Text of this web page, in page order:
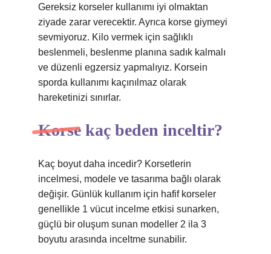
Gereksiz korseler kullanımı iyi olmaktan
ziyade zarar verecektir. Ayrıca korse giymeyi
sevmiyoruz. Kilo vermek için sağlıklı
beslenmeli, beslenme planına sadık kalmalı
ve düzenli egzersiz yapmalıyız. Korsein
sporda kullanımı kaçınılmaz olarak
hareketinizi sınırlar.
Korse kaç beden inceltir?
Kaç boyut daha incedir? Korsetlerin
incelmesi, modele ve tasarıma bağlı olarak
değişir. Günlük kullanım için hafif korseler
genellikle 1 vücut incelme etkisi sunarken,
güçlü bir oluşum sunan modeller 2 ila 3
boyutu arasında inceltme sunabilir.